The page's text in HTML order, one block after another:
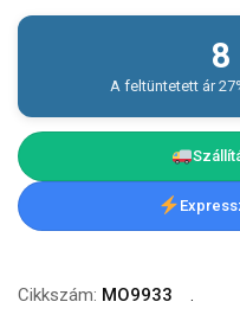
8
A feltüntetett ár
Cikkszám: MO9933